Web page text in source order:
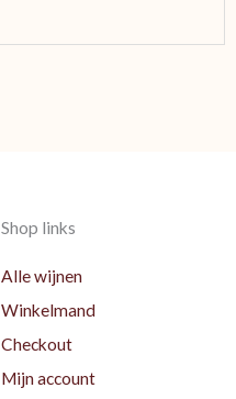
Shop links
Alle wijnen
Winkelmand
Checkout
Mijn account